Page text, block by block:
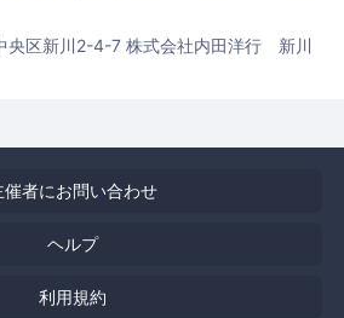
央区新川2-4-7株式会社内田洋行 新川
催者にお問い合わせ
ヘルプ
利用規約